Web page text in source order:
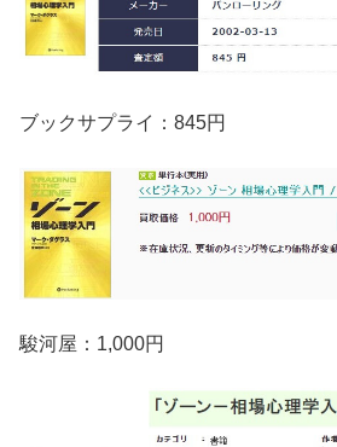
ブックサプライ：845円
駿河屋：1,000円